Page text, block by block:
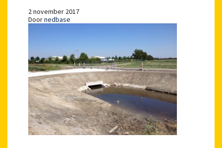
2 november 2017
Doornedbase